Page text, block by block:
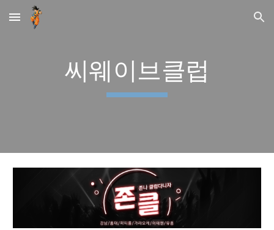
Skip to main content Skip to navigation
씨웨이브클럽